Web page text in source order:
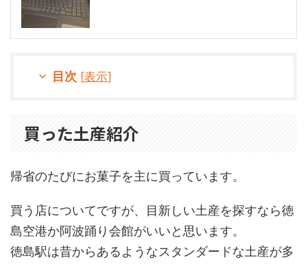
目次 [表示]
買った土産紹介
帰省のたびにお菓子を主に買っています。
買う店についてですが、目新しい土産を探すなら徳
島空港か阿波踊り会館がいいと思います。
徳島駅は昔からあるようなスタンダードな土産が多